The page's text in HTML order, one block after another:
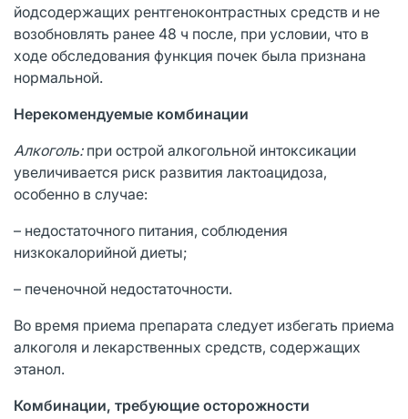
йодсодержащих рентгеноконтрастных средств и не
возобновлять ранее 48 ч после, при условии, что в
ходе обследования функция почек была признана
нормальной.
Нерекомендуемые комбинации
Алкоголь:при острой алкогольной интоксикации
увеличивается риск развития лактоацидоза,
особенно в случае:
– недостаточного питания, соблюдения
низкокалорийной диеты;
– печеночной недостаточности.
Во время приема препарата следует избегать приема
алкоголя и лекарственных средств, содержащих
этанол.
Комбинации, требующие осторожности